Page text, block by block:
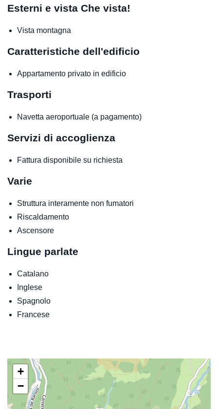
Esterni e vista Che vista!
Vista montagna
Caratteristiche dell'edificio
Appartamento privato in edificio
Trasporti
Navetta aeroportuale (a pagamento)
Servizi di accoglienza
Fattura disponibile su richiesta
Varie
Struttura interamente non fumatori
Riscaldamento
Ascensore
Lingue parlate
Catalano
Inglese
Spagnolo
Francese
+
−